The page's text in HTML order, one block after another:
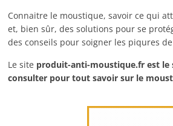
Connaitre le moustique, savoir ce qui
et, bien sûr, des solutions pour se
des conseils pour soigner les piqures
Le site produit-anti-moustique.fr est le
consulter pour tout savoir sur le